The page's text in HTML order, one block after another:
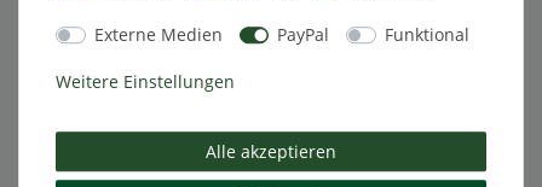
Beschreibung
Weitere Details
Externe Medien PayPal Funktional
Weitere Einstellungen
Alle akzeptieren